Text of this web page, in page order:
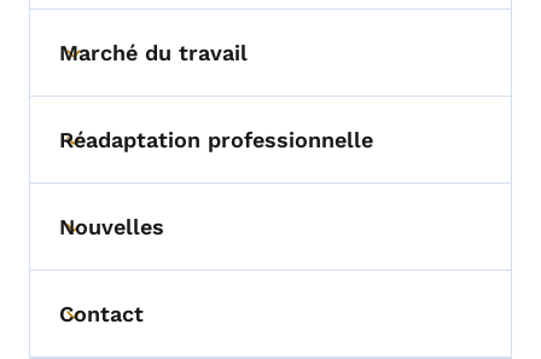
Toggle submenu
Marché du travail
Toggle submenu
Réadaptation professionnelle
Toggle submenu
Nouvelles
Toggle submenu
Contact